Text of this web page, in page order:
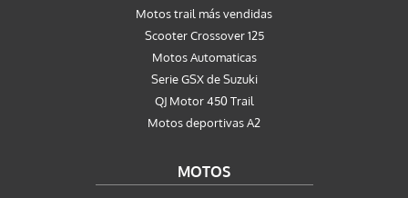
Motos trail más vendidas
Scooter Crossover 125
Motos Automaticas
Serie GSX de Suzuki
QJ Motor 450 Trail
Motos deportivas A2
MOTOS